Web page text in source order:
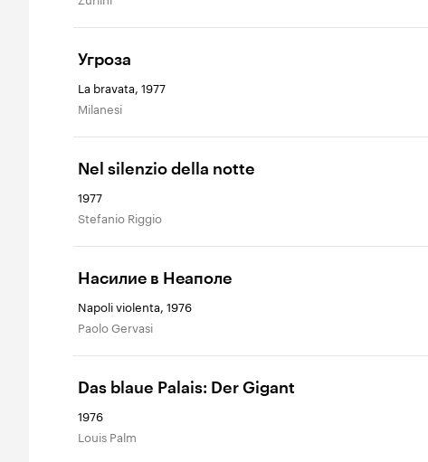
Угроза
La bravata, 1977
Milanesi
Nel silenzio della notte
1977
Stefanio Riggio
Насилие в Неаполе
Napoli violenta, 1976
Paolo Gervasi
Das blaue Palais: Der Gigant
1976
Louis Palm